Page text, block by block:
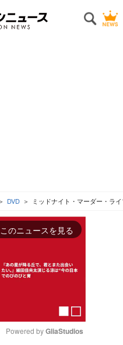
DVD ミッドナイト・マーダー・ラ
このニュースを見る
Powered by GliaStudios